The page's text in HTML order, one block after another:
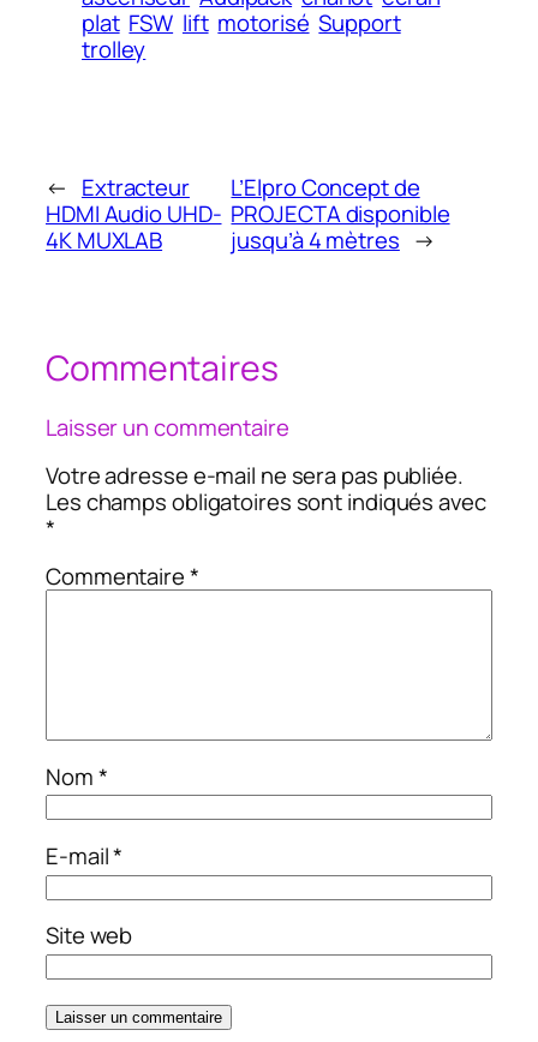
plat FSW lift motorisé Support
trolley
← Extracteur
HDMI Audio UHD-
4K MUXLAB
L’Elpro Concept de
PROJECTA disponible
jusqu’à 4 mètres →
Commentaires
Laisser un commentaire
Votre adresse e-mail ne sera pas publiée.
Les champs obligatoires sont indiqués avec
*
Commentaire*
Nom*
E-mail*
Site web